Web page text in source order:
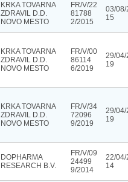
KRKA TOVARNA
ZDRAVIL D.D.
NOVO MESTO
FR/V/22
81788
2/2015
03/08/
15
KRKA TOVARNA
ZDRAVIL D.D.
NOVO MESTO
FR/V/00
86114
6/2019
29/04/
19
KRKA TOVARNA
ZDRAVIL D.D.
NOVO MESTO
FR/V/34
72096
9/2019
29/04/
19
DOPHARMA
RESEARCH B.V.
FR/V/09
24499
9/2014
22/04/
14